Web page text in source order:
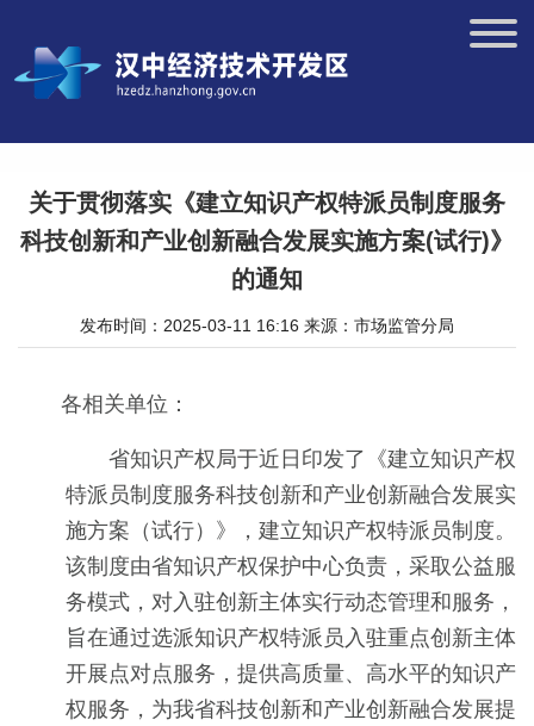
关于贯彻落实《建立知识产权特派员制度服务
科技创新和产业创新融合发展实施方案(试行)》
的通知
发布时间：2025-03-11 16:16 来源：市场监管分局
各相关单位：
省知识产权局于近日印发了《建立知识产权
特派员制度服务科技创新和产业创新融合发展实
施方案（试行）》，建立知识产权特派员制度。
该制度由省知识产权保护中心负责，采取公益服
务模式，对入驻创新主体实行动态管理和服务，
旨在通过选派知识产权特派员入驻重点创新主体
开展点对点服务，提供高质量、高水平的知识产
权服务，为我省科技创新和产业创新融合发展提